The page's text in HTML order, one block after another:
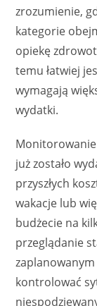
zrozumienie,
kategorie
opiekę
temu łatwiej
wymagają
wydatki.
już zostało
przyszłych
wakacje lub
budżecie na
przeglądanie
kontrolować